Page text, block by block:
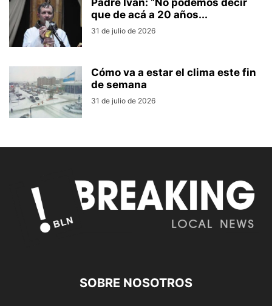
Padre Iván: “No podemos decir
que de acá a 20 años...
31 de julio de 2026
Cómo va a estar el clima este fin
de semana
31 de julio de 2026
SOBRE NOSOTROS